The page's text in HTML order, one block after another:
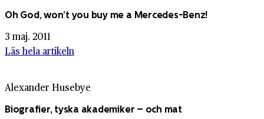
Oh God, won’t you buy me a Mercedes-Benz!
3 maj. 2011
Läs hela artikeln
Alexander Husebye
Biografier, tyska akademiker – och mat